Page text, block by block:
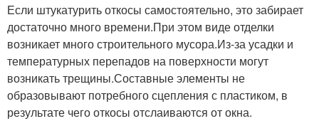
Если штукатурить откосы самостоятельно, это забирает
достаточно много времени.При этом виде отделки
возникает много строительного мусора.Из-за усадки и
температурных перепадов на поверхности могут
возникать трещины.Составные элементы не
образовывают потребного сцепления с пластиком, в
результате чего откосы отслаиваются от окна.